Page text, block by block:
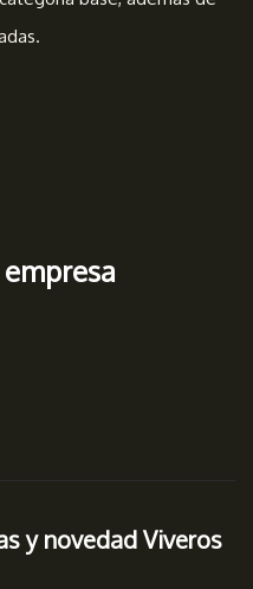
y novedad Viveros